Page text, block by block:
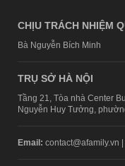
CHỊU TRÁCH NHIỆM
Bà Nguyễn Bích Minh
TRỤ SỞ HÀ NỘI
Tầng 21, Tòa nhà Center
Nguyễn Huy Tưởng,
Email: contact@afamily.vn |